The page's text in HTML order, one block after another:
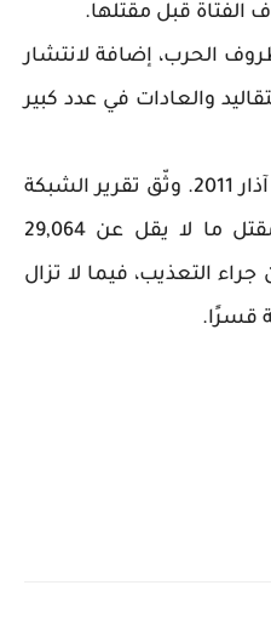
الفتاة قبل مقتلها.
الحرب، إضافة لانتشار
والعادات في عدد كبير
ومنذ بداية النزاع في مارس/ آذار 2011. وثّق تقرير الشبكة
السورية لحقوق الإنسان، مقتل ما لا يقل عن 29,064
قضين جراء التعذيب، فيما لا تزال